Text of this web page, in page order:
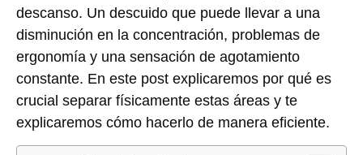
descanso. Un descuido que puede llevar a una
disminución en la concentración, problemas de
ergonomía y una sensación de agotamiento
constante. En este post explicaremos por qué es
crucial separar físicamente estas áreas y te
explicaremos cómo hacerlo de manera eficiente.